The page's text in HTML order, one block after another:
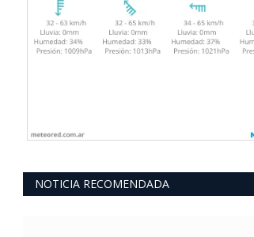
NOTICIA RECOMENDADA